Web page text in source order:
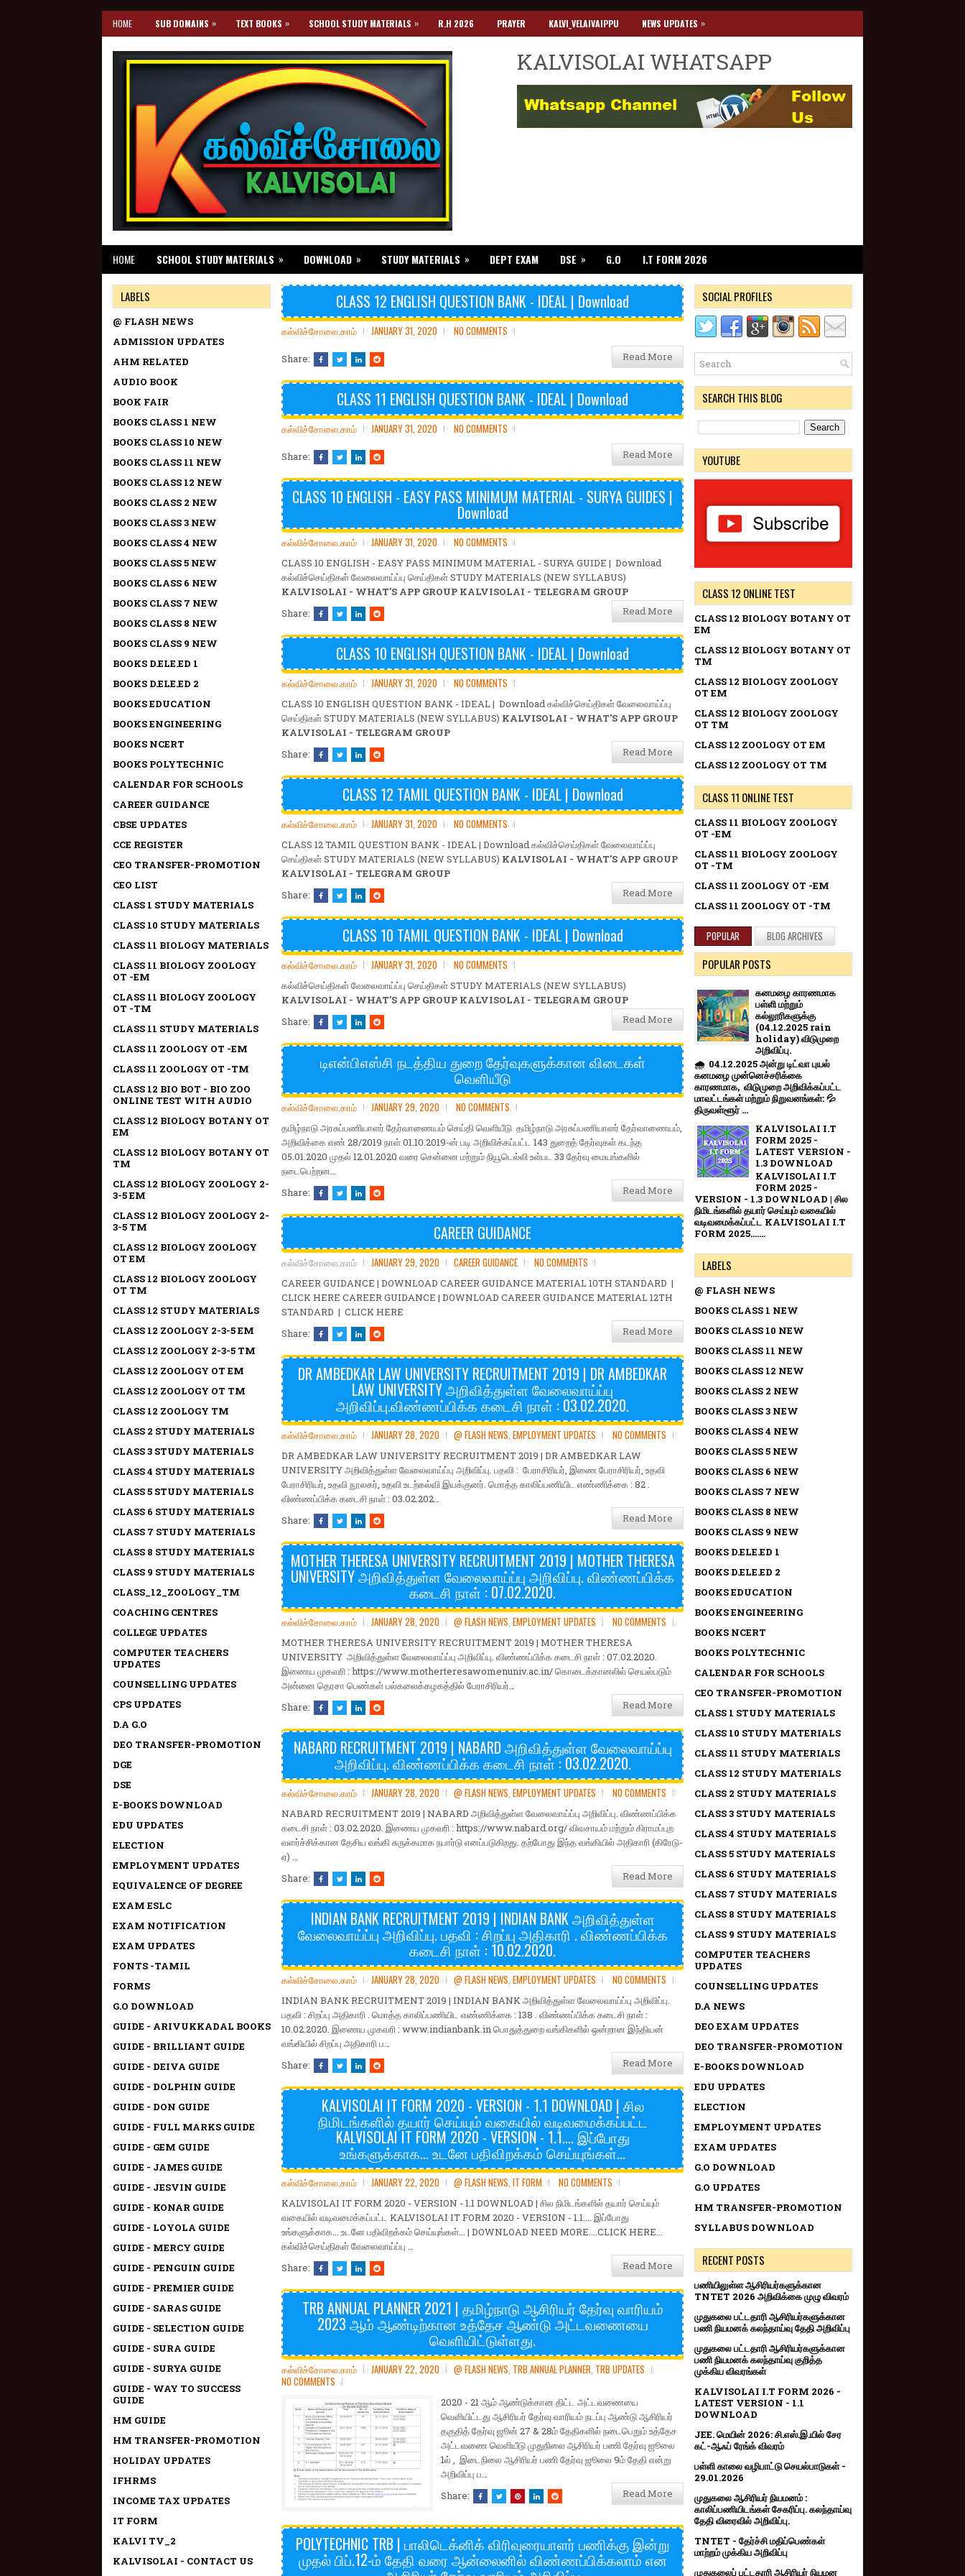
HOME SUB DOMAINS » TEXT BOOKS » SCHOOL STUDY MATERIALS » R.H 2026 PRAYER KALVI_VELAIVAIPPU NEWS UPDATES »
KALVISOLAI WHATSAPP
HOME SCHOOL STUDY MATERIALS » DOWNLOAD » STUDY MATERIALS » DEPT EXAM DSE » G.O I.T FORM 2026
CLASS 12 ENGLISH QUESTION BANK - IDEAL | Download
கல்விச்சோலை.காம் JANUARY 31, 2020 NO COMMENTS
Share: Read More
CLASS 11 ENGLISH QUESTION BANK - IDEAL | Download
கல்விச்சோலை.காம் JANUARY 31, 2020 NO COMMENTS
Share: Read More
CLASS 10 ENGLISH - EASY PASS MINIMUM MATERIAL - SURYA GUIDES |
Download
கல்விச்சோலை.காம் JANUARY 31, 2020 NO COMMENTS
CLASS 10 ENGLISH - EASY PASS MINIMUM MATERIAL - SURYA GUIDE | Download
கல்விச்செய்திகள் வேலைவாய்ப்பு செய்திகள் STUDY MATERIALS (NEW SYLLABUS)
KALVISOLAI - WHAT'S APP GROUP KALVISOLAI - TELEGRAM GROUP
Share:
Read More
CLASS 10 ENGLISH QUESTION BANK - IDEAL | Download
கல்விச்சோலை.காம் JANUARY 31, 2020 NO COMMENTS
CLASS 10 ENGLISH QUESTION BANK - IDEAL | Download கல்விச்செய்திகள் வேலைவாய்ப்பு
செய்திகள் STUDY MATERIALS (NEW SYLLABUS) KALVISOLAI - WHAT'S APP GROUP
KALVISOLAI - TELEGRAM GROUP
Share:
Read More
CLASS 12 TAMIL QUESTION BANK - IDEAL | Download
கல்விச்சோலை.காம் JANUARY 31, 2020 NO COMMENTS
CLASS 12 TAMIL QUESTION BANK - IDEAL | Download கல்விச்செய்திகள் வேலைவாய்ப்பு
செய்திகள் STUDY MATERIALS (NEW SYLLABUS) KALVISOLAI - WHAT'S APP GROUP
KALVISOLAI - TELEGRAM GROUP
Share:
Read More
CLASS 10 TAMIL QUESTION BANK - IDEAL | Download
கல்விச்சோலை.காம் JANUARY 31, 2020 NO COMMENTS
கல்விச்செய்திகள் வேலைவாய்ப்பு செய்திகள் STUDY MATERIALS (NEW SYLLABUS)
KALVISOLAI - WHAT'S APP GROUP KALVISOLAI - TELEGRAM GROUP
Share:
Read More
டிஎன்பிஎஸ்சி நடத்திய துறை தேர்வுகளுக்கான விடைகள்
வெளியீடு
கல்விச்சோலை.காம் JANUARY 29, 2020 NO COMMENTS
தமிழ்நாடு அரசுப்பணியாளர் தேர்வாணையம் செய்தி வெளியீடு தமிழ்நாடு அரசுப்பணியாளர் தேர்வாணையம்,
அறிவிக்கை எண் 28/2019 நாள் 01.10.2019-ன் படி அறிவிக்கப்பட்ட 143 துறைத் தேர்வுகள் கடந்த
05.01.2020 முதல் 12.01.2020 வரை சென்னை மற்றும் நியூடெல்லி உள்பட 33 தேர்வு மையங்களில்
நடைபெற்றன…
Share:
Read More
CAREER GUIDANCE
கல்விச்சோலை.காம் JANUARY 29, 2020 CAREER GUIDANCE NO COMMENTS
CAREER GUIDANCE | DOWNLOAD CAREER GUIDANCE MATERIAL 10TH STANDARD |
CLICK HERE CAREER GUIDANCE | DOWNLOAD CAREER GUIDANCE MATERIAL 12TH
STANDARD | CLICK HERE
Share:
Read More
DR AMBEDKAR LAW UNIVERSITY RECRUITMENT 2019 | DR AMBEDKAR
LAW UNIVERSITY அறிவித்துள்ள வேலைவாய்ப்பு
அறிவிப்பு.விண்ணப்பிக்க கடைசி நாள் : 03.02.2020.
கல்விச்சோலை.காம் JANUARY 28, 2020 @ FLASH NEWS, EMPLOYMENT UPDATES NO COMMENTS
DR AMBEDKAR LAW UNIVERSITY RECRUITMENT 2019 | DR AMBEDKAR LAW
UNIVERSITY அறிவித்துள்ள வேலைவாய்ப்பு அறிவிப்பு. பதவி : பேராசிரியர், இணை பேராசிரியர், உதவி
பேராசிரியர், உதவி நூலகர், உதவி உடற்கல்வி இயக்குனர். மொத்த காலிப்பணியிட எண்ணிக்கை : 82 .
விண்ணப்பிக்க கடைசி நாள் : 03.02.202…
Share:
Read More
MOTHER THERESA UNIVERSITY RECRUITMENT 2019 | MOTHER THERESA
UNIVERSITY அறிவித்துள்ள வேலைவாய்ப்பு அறிவிப்பு. விண்ணப்பிக்க
கடைசி நாள் : 07.02.2020.
கல்விச்சோலை.காம் JANUARY 28, 2020 @ FLASH NEWS, EMPLOYMENT UPDATES NO COMMENTS
MOTHER THERESA UNIVERSITY RECRUITMENT 2019 | MOTHER THERESA
UNIVERSITY அறிவித்துள்ள வேலைவாய்ப்பு அறிவிப்பு. விண்ணப்பிக்க கடைசி நாள் : 07.02.2020.
இணைய முகவரி : https://www.motherteresawomenuniv.ac.in/ கொடைக்கானலில் செயல்படும்
அன்னை தெரசா பெண்கள் பல்கலைக்கழகத்தில் பேராசிரியர்…
Share:
Read More
NABARD RECRUITMENT 2019 | NABARD அறிவித்துள்ள வேலைவாய்ப்பு
அறிவிப்பு. விண்ணப்பிக்க கடைசி நாள் : 03.02.2020.
கல்விச்சோலை.காம் JANUARY 28, 2020 @ FLASH NEWS, EMPLOYMENT UPDATES NO COMMENTS
NABARD RECRUITMENT 2019 | NABARD அறிவித்துள்ள வேலைவாய்ப்பு அறிவிப்பு. விண்ணப்பிக்க
கடைசி நாள் : 03.02.2020. இணைய முகவரி : https://www.nabard.org/ விவசாயம் மற்றும் கிராமப்புற
வளர்ச்சிக்கான தேசிய வங்கி சுருக்கமாக நபார்டு எனப்படுகிறது. தற்போது இந்த வங்கியில் அதிகாரி (கிரேடு-
ஏ) …
Share:
Read More
INDIAN BANK RECRUITMENT 2019 | INDIAN BANK அறிவித்துள்ள
வேலைவாய்ப்பு அறிவிப்பு. பதவி : சிறப்பு அதிகாரி . விண்ணப்பிக்க
கடைசி நாள் : 10.02.2020.
கல்விச்சோலை.காம் JANUARY 28, 2020 @ FLASH NEWS, EMPLOYMENT UPDATES NO COMMENTS
INDIAN BANK RECRUITMENT 2019 | INDIAN BANK அறிவித்துள்ள வேலைவாய்ப்பு அறிவிப்பு.
பதவி : சிறப்பு அதிகாரி . மொத்த காலிப்பணியிட எண்ணிக்கை : 138 . விண்ணப்பிக்க கடைசி நாள் :
10.02.2020. இணைய முகவரி : www.indianbank.in பொதுத்துறை வங்கிகளில் ஒன்றான இந்தியன்
வங்கியில் சிறப்பு அதிகாரி ப…
Share:
Read More
KALVISOLAI IT FORM 2020 - VERSION - 1.1 DOWNLOAD | சில
நிமிடங்களில் தயார் செய்யும் வகையில் வடிவமைக்கப்பட்ட
KALVISOLAI IT FORM 2020 - VERSION - 1.1.... இப்போது
உங்களுக்காக... உடனே பதிவிறக்கம் செய்யுங்கள்...
கல்விச்சோலை.காம் JANUARY 22, 2020 @ FLASH NEWS, IT FORM NO COMMENTS
KALVISOLAI IT FORM 2020 - VERSION - 1.1 DOWNLOAD | சில நிமிடங்களில் தயார் செய்யும்
வகையில் வடிவமைக்கப்பட்ட KALVISOLAI IT FORM 2020 - VERSION - 1.1.... இப்போது
உங்களுக்காக... உடனே பதிவிறக்கம் செய்யுங்கள்... | DOWNLOAD NEED MORE....CLICK HERE...
கல்விச்செய்திகள் வேலைவாய்ப்பு …
Share:
Read More
TRB ANNUAL PLANNER 2021 | தமிழ்நாடு ஆசிரியர் தேர்வு வாரியம்
2023 ஆம் ஆண்டிற்கான உத்தேச ஆண்டு அட்டவணையை
வெளியிட்டுள்ளது.
கல்விச்சோலை.காம் JANUARY 22, 2020 @ FLASH NEWS, TRB ANNUAL PLANNER, TRB UPDATES
NO COMMENTS
2020 - 21 ஆம் ஆண்டுக்கான திட்ட அட்டவணையை
வெளியிட்டது ஆசிரியர் தேர்வு வாரியம் நடப்பு ஆண்டு ஆசிரியர்
தகுதித் தேர்வு ஜூன் 27 & 28ம் தேதிகளில் நடைபெறும் உத்தேச
அட்டவணை வெளியீடு முதுநிலை ஆசிரியர் பணி தேர்வு ஜூலை
1ல் , இடைநிலை ஆசிரியர் பணி தேர்வு ஜூலை 9ம் தேதி என்று
அறிவிப்பு ப…
Share:
Read More
POLYTECHNIC TRB | பாலிடெக்னிக் விரிவுரையாளர் பணிக்கு இன்று
முதல் பிப்.12-ம் தேதி வரை ஆன்லைனில் விண்ணப்பிக்கலாம் என
LABELS
@ FLASH NEWS
ADMISSION UPDATES
AHM RELATED
AUDIO BOOK
BOOK FAIR
BOOKS CLASS 1 NEW
BOOKS CLASS 10 NEW
BOOKS CLASS 11 NEW
BOOKS CLASS 12 NEW
BOOKS CLASS 2 NEW
BOOKS CLASS 3 NEW
BOOKS CLASS 4 NEW
BOOKS CLASS 5 NEW
BOOKS CLASS 6 NEW
BOOKS CLASS 7 NEW
BOOKS CLASS 8 NEW
BOOKS CLASS 9 NEW
BOOKS D.ELE.ED 1
BOOKS D.ELE.ED 2
BOOKS EDUCATION
BOOKS ENGINEERING
BOOKS NCERT
BOOKS POLYTECHNIC
CALENDAR FOR SCHOOLS
CAREER GUIDANCE
CBSE UPDATES
CCE REGISTER
CEO TRANSFER-PROMOTION
CEO LIST
CLASS 1 STUDY MATERIALS
CLASS 10 STUDY MATERIALS
CLASS 11 BIOLOGY MATERIALS
CLASS 11 BIOLOGY ZOOLOGY
OT -EM
CLASS 11 BIOLOGY ZOOLOGY
OT -TM
CLASS 11 STUDY MATERIALS
CLASS 11 ZOOLOGY OT -EM
CLASS 11 ZOOLOGY OT -TM
CLASS 12 BIO BOT - BIO ZOO
ONLINE TEST WITH AUDIO
CLASS 12 BIOLOGY BOTANY OT
EM
CLASS 12 BIOLOGY BOTANY OT
TM
CLASS 12 BIOLOGY ZOOLOGY 2-
3-5 EM
CLASS 12 BIOLOGY ZOOLOGY 2-
3-5 TM
CLASS 12 BIOLOGY ZOOLOGY
OT EM
CLASS 12 BIOLOGY ZOOLOGY
OT TM
CLASS 12 STUDY MATERIALS
CLASS 12 ZOOLOGY 2-3-5 EM
CLASS 12 ZOOLOGY 2-3-5 TM
CLASS 12 ZOOLOGY OT EM
CLASS 12 ZOOLOGY OT TM
CLASS 12 ZOOLOGY TM
CLASS 2 STUDY MATERIALS
CLASS 3 STUDY MATERIALS
CLASS 4 STUDY MATERIALS
CLASS 5 STUDY MATERIALS
CLASS 6 STUDY MATERIALS
CLASS 7 STUDY MATERIALS
CLASS 8 STUDY MATERIALS
CLASS 9 STUDY MATERIALS
CLASS_12_ZOOLOGY_TM
COACHING CENTRES
COLLEGE UPDATES
COMPUTER TEACHERS
UPDATES
COUNSELLING UPDATES
CPS UPDATES
D.A G.O
DEO TRANSFER-PROMOTION
DGE
DSE
E-BOOKS DOWNLOAD
EDU UPDATES
ELECTION
EMPLOYMENT UPDATES
EQUIVALENCE OF DEGREE
EXAM ESLC
EXAM NOTIFICATION
EXAM UPDATES
FONTS -TAMIL
FORMS
G.O DOWNLOAD
GUIDE - ARIVUKKADAL BOOKS
GUIDE - BRILLIANT GUIDE
GUIDE - DEIVA GUIDE
GUIDE - DOLPHIN GUIDE
GUIDE - DON GUIDE
GUIDE - FULL MARKS GUIDE
GUIDE - GEM GUIDE
GUIDE - JAMES GUIDE
GUIDE - JESVIN GUIDE
GUIDE - KONAR GUIDE
GUIDE - LOYOLA GUIDE
GUIDE - MERCY GUIDE
GUIDE - PENGUIN GUIDE
GUIDE - PREMIER GUIDE
GUIDE - SARAS GUIDE
GUIDE - SELECTION GUIDE
GUIDE - SURA GUIDE
GUIDE - SURYA GUIDE
GUIDE - WAY TO SUCCESS
GUIDE
HM GUIDE
HM TRANSFER-PROMOTION
HOLIDAY UPDATES
IFHRMS
INCOME TAX UPDATES
IT FORM
KALVI TV_2
KALVISOLAI - CONTACT US
SOCIAL PROFILES
SEARCH THIS BLOG
YOUTUBE
CLASS 12 ONLINE TEST
CLASS 12 BIOLOGY BOTANY OT
EM
CLASS 12 BIOLOGY BOTANY OT
TM
CLASS 12 BIOLOGY ZOOLOGY
OT EM
CLASS 12 BIOLOGY ZOOLOGY
OT TM
CLASS 12 ZOOLOGY OT EM
CLASS 12 ZOOLOGY OT TM
CLASS 11 ONLINE TEST
CLASS 11 BIOLOGY ZOOLOGY
OT -EM
CLASS 11 BIOLOGY ZOOLOGY
OT -TM
CLASS 11 ZOOLOGY OT -EM
CLASS 11 ZOOLOGY OT -TM
POPULAR BLOG ARCHIVES
POPULAR POSTS
கனமழை காரணமாக
பள்ளி மற்றும்
கல்லூரிகளுக்கு
(04.12.2025 rain
holiday) விடுமுறை
அறிவிப்பு.
🌧️ 04.12.2025 அன்று டிட்வா புயல்
கனமழை முன்னெச்சரிக்கை
காரணமாக, விடுமுறை அறிவிக்கப்பட்ட
மாவட்டங்கள் மற்றும் நிறுவனங்கள்: 💦
திருவள்ளூர் ...
KALVISOLAI I.T
FORM 2025 -
LATEST VERSION -
1.3 DOWNLOAD
KALVISOLAI I.T
FORM 2025 -
VERSION - 1.3 DOWNLOAD | சில
நிமிடங்களில் தயார் செய்யும் வகையில்
வடிவமைக்கப்பட்ட KALVISOLAI I.T
FORM 2025.......
LABELS
@ FLASH NEWS
BOOKS CLASS 1 NEW
BOOKS CLASS 10 NEW
BOOKS CLASS 11 NEW
BOOKS CLASS 12 NEW
BOOKS CLASS 2 NEW
BOOKS CLASS 3 NEW
BOOKS CLASS 4 NEW
BOOKS CLASS 5 NEW
BOOKS CLASS 6 NEW
BOOKS CLASS 7 NEW
BOOKS CLASS 8 NEW
BOOKS CLASS 9 NEW
BOOKS D.ELE.ED 1
BOOKS D.ELE.ED 2
BOOKS EDUCATION
BOOKS ENGINEERING
BOOKS NCERT
BOOKS POLYTECHNIC
CALENDAR FOR SCHOOLS
CEO TRANSFER-PROMOTION
CLASS 1 STUDY MATERIALS
CLASS 10 STUDY MATERIALS
CLASS 11 STUDY MATERIALS
CLASS 12 STUDY MATERIALS
CLASS 2 STUDY MATERIALS
CLASS 3 STUDY MATERIALS
CLASS 4 STUDY MATERIALS
CLASS 5 STUDY MATERIALS
CLASS 6 STUDY MATERIALS
CLASS 7 STUDY MATERIALS
CLASS 8 STUDY MATERIALS
CLASS 9 STUDY MATERIALS
COMPUTER TEACHERS
UPDATES
COUNSELLING UPDATES
D.A NEWS
DEO EXAM UPDATES
DEO TRANSFER-PROMOTION
E-BOOKS DOWNLOAD
EDU UPDATES
ELECTION
EMPLOYMENT UPDATES
EXAM UPDATES
G.O DOWNLOAD
G.O UPDATES
HM TRANSFER-PROMOTION
SYLLABUS DOWNLOAD
RECENT POSTS
பணியிலுள்ள ஆசிரியர்களுக்கான
TNTET 2026 அறிவிக்கை முழு விவரம்
முதுகலை பட்டதாரி ஆசிரியர்களுக்கான
பணி நியமனக் கலந்தாய்வு தேதி அறிவிப்பு
முதுகலை பட்டதாரி ஆசிரியர்களுக்கான
பணி நியமனக் கலந்தாய்வு குறித்த
முக்கிய விவரங்கள்
KALVISOLAI I.T FORM 2026 -
LATEST VERSION - 1.1
DOWNLOAD
JEE. மெயின் 2026: சி.எஸ்.இ.யில் சேர
கட்-ஆஃப் ரேங்க் விவரம்
பள்ளி காலை வழிபாட்டு செயல்பாடுகள் -
29.01.2026
முதுகலை ஆசிரியர் நியமனம் :
காலிப்பணியிடங்கள் சேகரிப்பு. கலந்தாய்வு
தேதி விரைவில் அறிவிப்பு.
TNTET - தேர்ச்சி மதிப்பெண்கள்
மாற்றம் முக்கிய அறிவிப்பு
முதுகலைப் பட்டதாரி ஆசிரியர் நியமன